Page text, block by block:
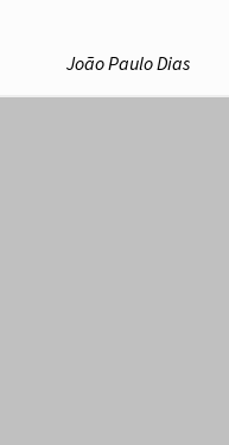
João Paulo Dias